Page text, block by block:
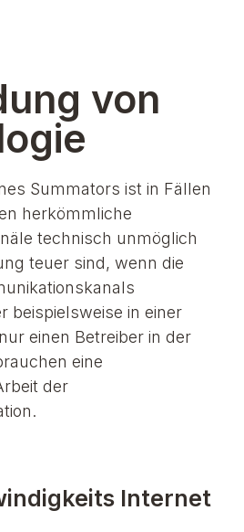
von
Summators ist in Fällen
herkömmliche
technisch unmöglich
teuer sind, wenn die
beispielsweise in einer
einen Betreiber in der
eine
der
Internet